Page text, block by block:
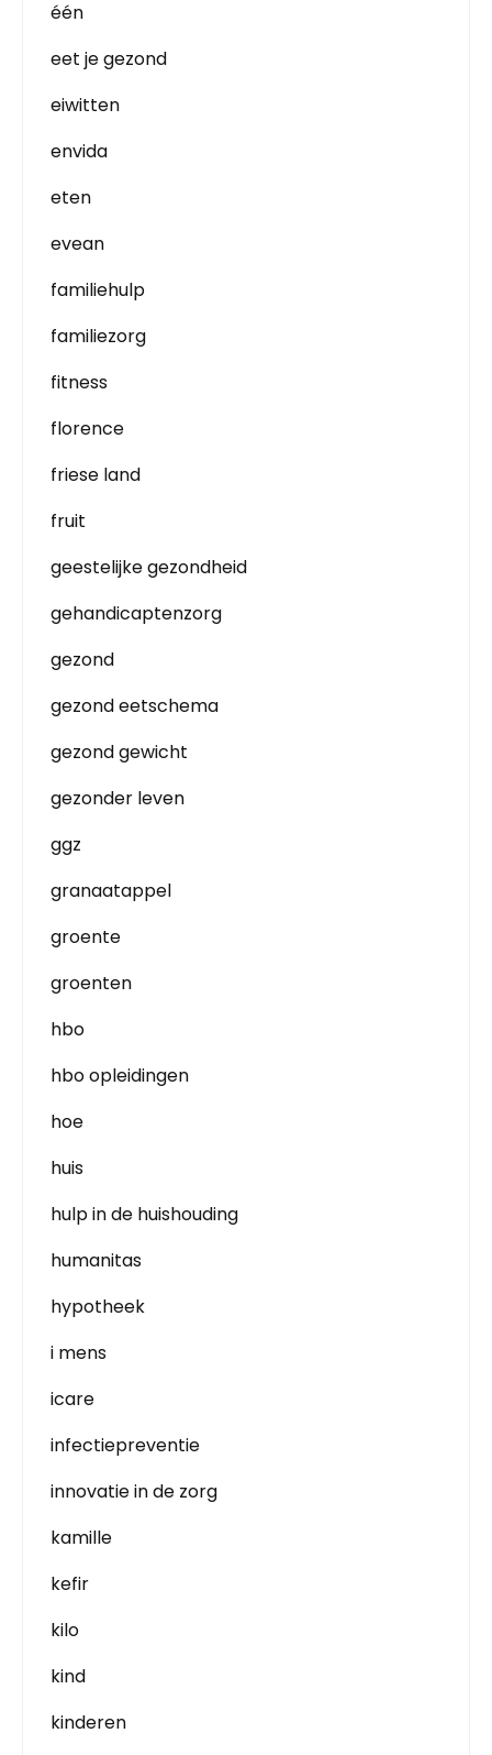
één
eet je gezond
eiwitten
envida
eten
evean
familiehulp
familiezorg
fitness
florence
friese land
fruit
geestelijke gezondheid
gehandicaptenzorg
gezond
gezond eetschema
gezond gewicht
gezonder leven
ggz
granaatappel
groente
groenten
hbo
hbo opleidingen
hoe
huis
hulp in de huishouding
humanitas
hypotheek
i mens
icare
infectiepreventie
innovatie in de zorg
kamille
kefir
kilo
kind
kinderen